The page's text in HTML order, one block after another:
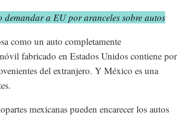
a EU por aranceles sobre autos
como un auto completamente
fabricado en Estados Unidos contiene por
del extranjero. Y México es una
mexicanas pueden encarecer los autos